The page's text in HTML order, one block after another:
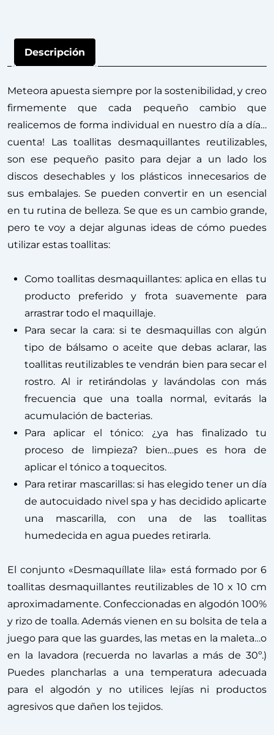
Descripción
Meteora apuesta siempre por la sostenibilidad, y creo
firmemente que cada pequeño cambio que
realicemos de forma individual en nuestro día a día…
cuenta! Las toallitas desmaquillantes reutilizables,
son ese pequeño pasito para dejar a un lado los
discos desechables y los plásticos innecesarios de
sus embalajes. Se pueden convertir en un esencial
en tu rutina de belleza. Se que es un cambio grande,
pero te voy a dejar algunas ideas de cómo puedes
utilizar estas toallitas:
Como toallitas desmaquillantes: aplica en ellas tu
producto preferido y frota suavemente para
arrastrar todo el maquillaje.
Para secar la cara: si te desmaquillas con algún
tipo de bálsamo o aceite que debas aclarar, las
toallitas reutilizables te vendrán bien para secar el
rostro. Al ir retirándolas y lavándolas con más
frecuencia que una toalla normal, evitarás la
acumulación de bacterias.
Para aplicar el tónico: ¿ya has finalizado tu
proceso de limpieza? bien…pues es hora de
aplicar el tónico a toquecitos.
Para retirar mascarillas: si has elegido tener un día
de autocuidado nivel spa y has decidido aplicarte
una mascarilla, con una de las toallitas
humedecida en agua puedes retirarla.
El conjunto «Desmaquíllate lila» está formado por 6
toallitas desmaquillantes reutilizables de 10 x 10 cm
aproximadamente. Confeccionadas en algodón 100%
y rizo de toalla. Además vienen en su bolsita de tela a
juego para que las guardes, las metas en la maleta…o
en la lavadora (recuerda no lavarlas a más de 30º.)
Puedes plancharlas a una temperatura adecuada
para el algodón y no utilices lejías ni productos
agresivos que dañen los tejidos.